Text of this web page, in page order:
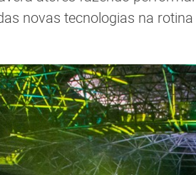
novas tecnologias na